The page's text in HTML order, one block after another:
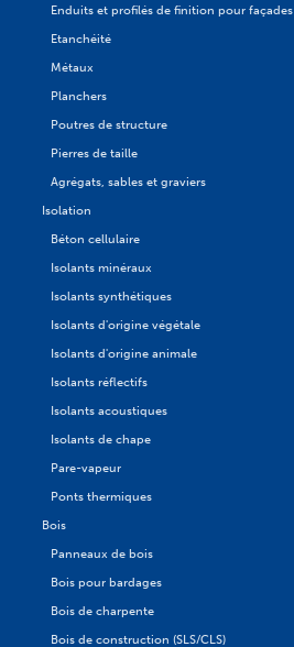
Enduits et profilés de finition pour façades
Etanchéité
Métaux
Planchers
Poutres de structure
Pierres de taille
Agrégats, sables et graviers
Isolation
Béton cellulaire
Isolants minéraux
Isolants synthétiques
Isolants d'origine végétale
Isolants d'origine animale
Isolants réflectifs
Isolants acoustiques
Isolants de chape
Pare-vapeur
Ponts thermiques
Bois
Panneaux de bois
Bois pour bardages
Bois de charpente
Bois de construction (SLS/CLS)